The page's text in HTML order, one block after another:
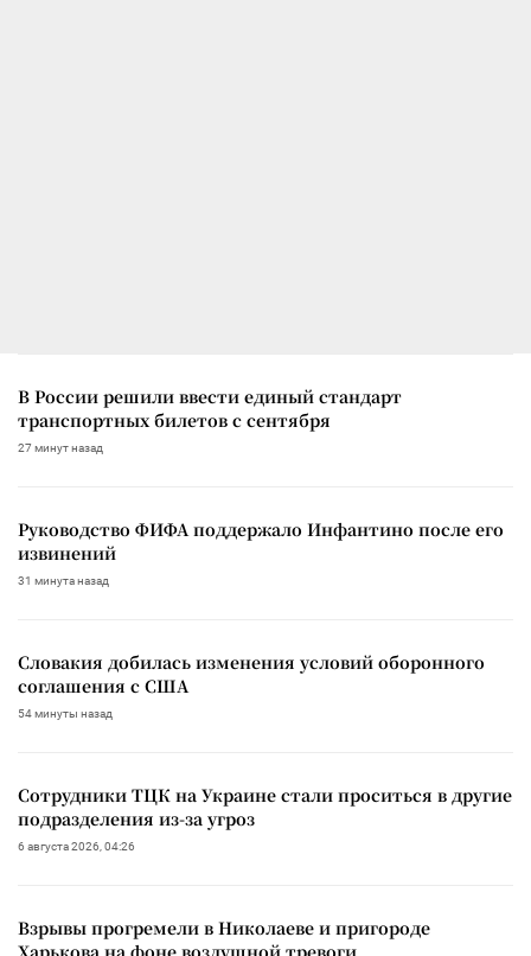
В России решили ввести единый стандарт
транспортных билетов с сентября
27 минут назад
Руководство ФИФА поддержало Инфантино после его
извинений
31 минута назад
Словакия добилась изменения условий оборонного
соглашения с США
54 минуты назад
Сотрудники ТЦК на Украине стали проситься в другие
подразделения из-за угроз
6 августа 2026, 04:26
Взрывы прогремели в Николаеве и пригороде
Харькова на фоне воздушной тревоги